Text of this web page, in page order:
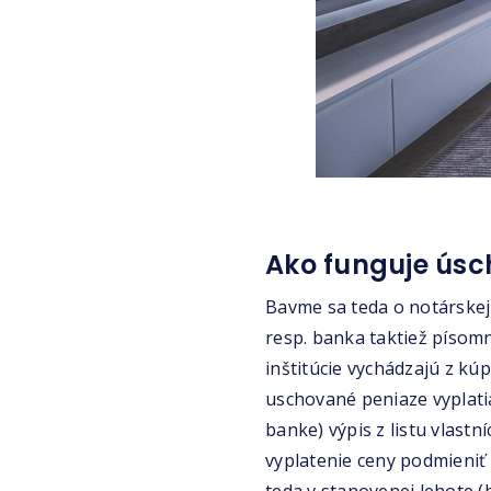
Ako funguje
Bavme sa teda o
resp. banka taktiež
inštitúcie vychádzajú z
uschované peniaze
banke) výpis z listu
vyplatenie ceny